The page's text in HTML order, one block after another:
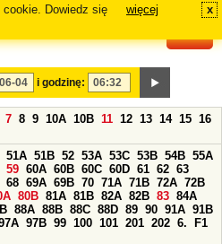
Dowiedz się
więcej x
i godzinę:
7 8 9 10A 10B 11 12 13 14 15 16
51A 51B 52 53A 53C 53B 54B 55A
59 60A 60B 60C 60D 61 62 63
68 69A 69B 70 71A 71B 72A 72B
80B 81A 81B 82A 82B 83 84A
88A 88B 88C 88D 89 90 91A 91B
97B 99 100 101 201 202 6.
F1